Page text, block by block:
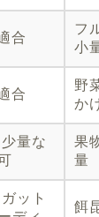
合
フ
小
合
野
か
量な
果
量
ット
餌